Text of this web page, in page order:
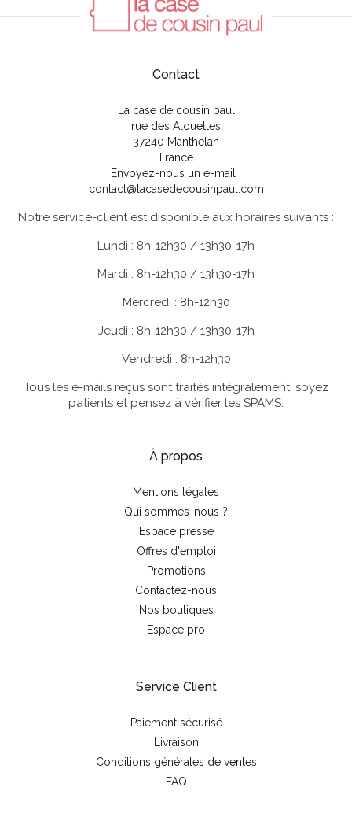
Contact
La case de cousin paul
rue des Alouettes
37240 Manthelan
France
Envoyez-nous un e-mail :
contact@lacasedecousinpaul.com
Notre service-client est disponible aux horaires suivants :
Lundi : 8h-12h30 / 13h30-17h
Mardi : 8h-12h30 / 13h30-17h
Mercredi : 8h-12h30
Jeudi : 8h-12h30 / 13h30-17h
Vendredi : 8h-12h30
Tous les e-mails reçus sont traités intégralement, soyez
patients et pensez à vérifier les SPAMS.
À propos
Mentions légales
Qui sommes-nous ?
Espace presse
Offres d'emploi
Promotions
Contactez-nous
Nos boutiques
Espace pro
Service Client
Paiement sécurisé
Livraison
Conditions générales de ventes
FAQ